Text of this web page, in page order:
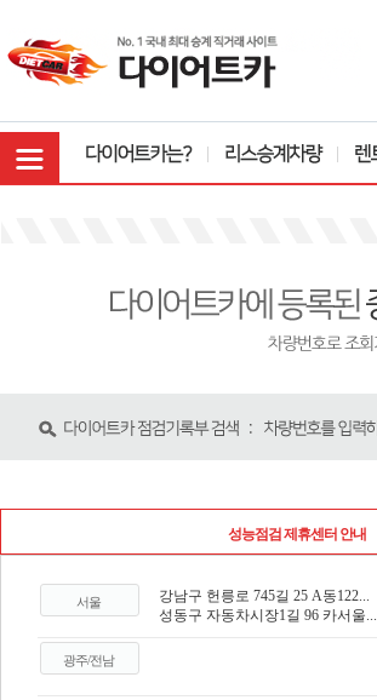
성능점검 제휴센터 안내
서울
강남구 헌릉로 745길 25 A동122...
성동구 자동차시장1길 96 카서울...
광주/전남